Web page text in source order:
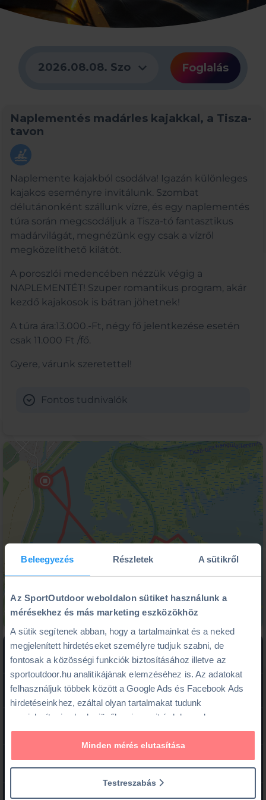
Beleegyezés Részletek A sütikről
Az SportOutdoor weboldalon sütiket használunk a
mérésekhez és más marketing eszközökhöz
A sütik segítenek abban, hogy a tartalmainkat és a neked
megjelenített hirdetéseket személyre tudjuk szabni, de
fontosak a közösségi funkciók biztosításához illetve az
sportoutdoor.hu analitikájának elemzéséhez is. Az adatokat
felhasználjuk többek között a Google Ads és Facebook Ads
hirdetéseinkhez, ezáltal olyan tartalmakat tudunk
megjeleníteni neked a jövőben is, amit érdekesnek vagy
hasznosnak találhatsz.
Ennek a biztosításáhozarra kérünk, hogy engedd meg
soha semmilyen formában nem fogunk visszaélni ezzel és
Minden mérés elutasítása
Testreszabás
2026.08.08. Szo expand_more Foglalás
Könnyű
straighten
7 km
schedule
3 óra
13 000 Ft/fő
Vannak még szabad helyek.
place Poroszló
Útvonalterv ide • Adatlap
Naplementés madárles kajakkal, a Tisza-
tavon
kayaking
Naplemente kajakból csodálva! Igazán különleges
kajakos eseményre invitálunk. Szombat
délutánonként szállunk vízre, és egy naplementés
túra során megcsodáljuk a Tisza-tó fantasztikus
madárvilágát, megnézünk egy csak a vízről
megközelíthető kilátót.
A poroszlói medencében nézzük végig a
NAPLEMENTÉT! Szuper romantikus program, akár
kezdő kajakosok is bátran jöhetnek!
A túra ára:13.000.-Ft, négy fő jelentkezése esetén
csak 11.000 Ft /fő.
Gyere, várunk szeretettel!
expand_circle_down Fontos tudnivalók